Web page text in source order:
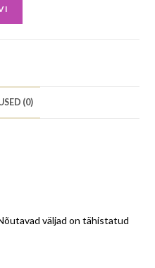
(0)
väljad on tähistatud